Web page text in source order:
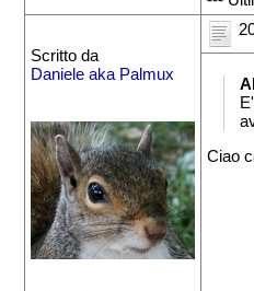
Scritto da
Daniele aka Palmux
Ciao